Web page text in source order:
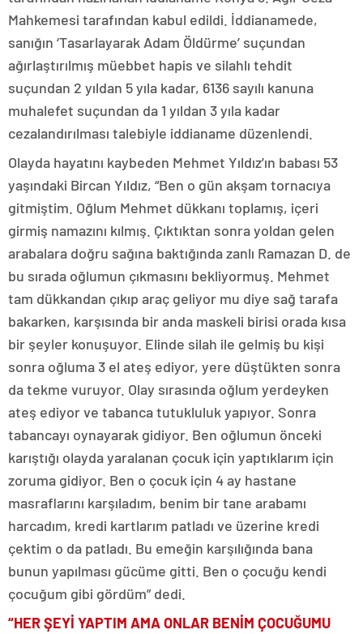
Mahkemesi tarafından kabul edildi. İddianamede,
sanığın ‘Tasarlayarak Adam Öldürme’ suçundan
ağırlaştırılmış müebbet hapis ve silahlı tehdit
suçundan 2 yıldan 5 yıla kadar, 6136 sayılı kanuna
muhalefet suçundan da 1 yıldan 3 yıla kadar
cezalandırılması talebiyle iddianame düzenlendi.
Olayda hayatını kaybeden Mehmet Yıldız’ın babası 53
yaşındaki Bircan Yıldız, “Ben o gün akşam tornacıya
gitmiştim. Oğlum Mehmet dükkanı toplamış, içeri
girmiş namazını kılmış. Çıktıktan sonra yoldan gelen
arabalara doğru sağına baktığında zanlı Ramazan D. de
bu sırada oğlumun çıkmasını bekliyormuş. Mehmet
tam dükkandan çıkıp araç geliyor mu diye sağ tarafa
bakarken, karşısında bir anda maskeli birisi orada kısa
bir şeyler konuşuyor. Elinde silah ile gelmiş bu kişi
sonra oğluma 3 el ateş ediyor, yere düştükten sonra
da tekme vuruyor. Olay sırasında oğlum yerdeyken
ateş ediyor ve tabanca tutukluluk yapıyor. Sonra
tabancayı oynayarak gidiyor. Ben oğlumun önceki
karıştığı olayda yaralanan çocuk için yaptıklarım için
zoruma gidiyor. Ben o çocuk için 4 ay hastane
masraflarını karşıladım, benim bir tane arabamı
harcadım, kredi kartlarım patladı ve üzerine kredi
çektim o da patladı. Bu emeğin karşılığında bana
bunun yapılması gücüme gitti. Ben o çocuğu kendi
çocuğum gibi gördüm” dedi.
“HER ŞEYİ YAPTIM AMA ONLAR BENİM ÇOCUĞUMU